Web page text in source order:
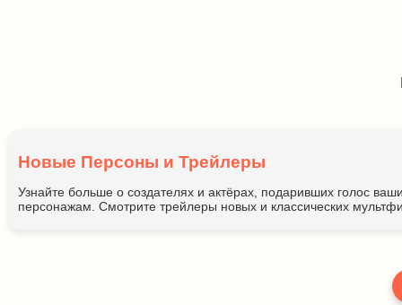
Новые Персоны и Трейлеры
Узнайте больше о создателях и актёрах, подаривших голос
персонажам. Смотрите трейлеры новых и классических